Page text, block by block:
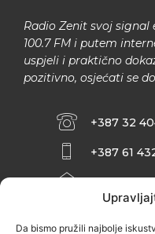
Da bismo pružili najbolje
Radio Zenit svoj
100.7 FM i putem
uspjeli i praktično
pozitivno, osjećati se
+387 32
+387 61